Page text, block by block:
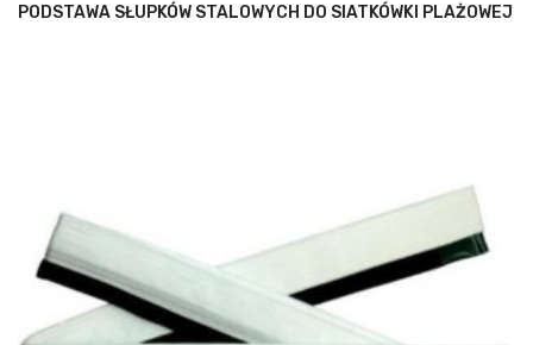
PODSTAWA SŁUPKÓW STALOWYCH DO SIATKÓWKI PLAŻOWEJ